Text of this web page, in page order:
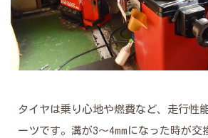
タイヤは乗り心地や燃費など、走行性
ーツです。溝が3～4mmになった時が交